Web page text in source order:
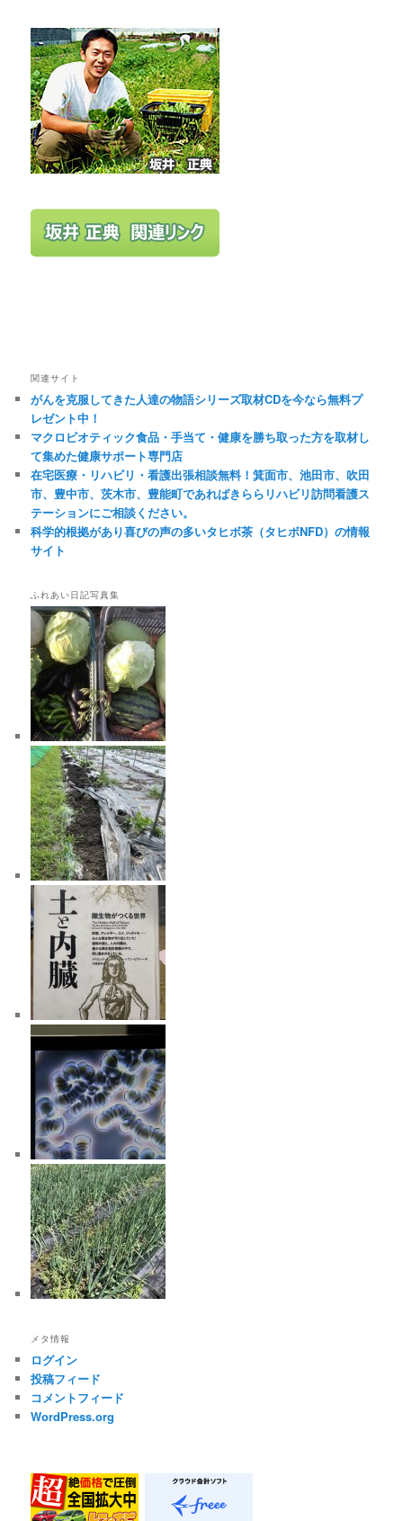
関連サイト
がんを克服してきた人達の物語シリーズ取材CDを今なら無料プ
レゼント中！
マクロビオティック食品・手当て・健康を勝ち取った方を取材し
て集めた健康サポート専門店
在宅医療・リハビリ・看護出張相談無料！箕面市、池田市、吹田
市、豊中市、茨木市、豊能町であればきららリハビリ訪問看護ス
テーションにご相談ください。
科学的根拠があり喜びの声の多いタヒボ茶（タヒボNFD）の情報
サイト
ふれあい日記写真集
メタ情報
ログイン
投稿フィード
コメントフィード
WordPress.org